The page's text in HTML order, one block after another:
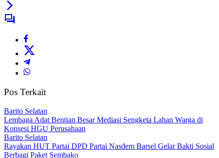
Pos Terkait
Barito Selatan
Lembaga Adat Bentian Besar Mediasi Sengketa Lahan Warga di
Konsesi HGU Perusahaan
Barito Selatan
Rayakan HUT Partai DPD Partai Nasdem Barsel Gelar Bakti Sosial
Berbagi Paket Sembako